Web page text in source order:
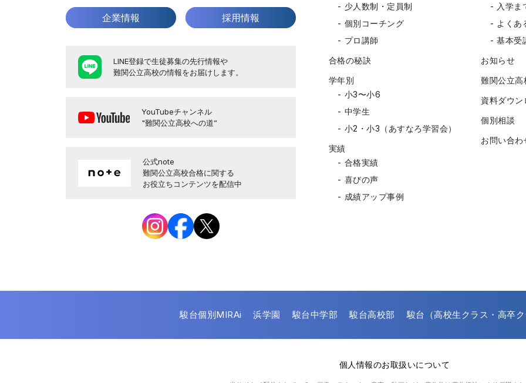
企業情報 採用情報
LINE登録で生徒募集の先行情報や
難関公立高校の情報をお届けします。
YouTubeチャンネル
"難関公立高校への道”
公式note
難関公立高校合格に関する
お役立ちコンテンツを配信中
少人数制・定員制
個別コーチング
プロ講師
合格の秘訣
学年別
小3〜小6
中学生
小2・小3（あすなろ学習会）
実績
合格実績
喜びの声
成績アップ事例
入学ま
よくあ
基本受
お知らせ
難関公立高
資料ダウン
個別相談
お問い合わ
駿台個別MIRAi 浜学園 駿台中学部 駿台高校部 駿台（高校生クラス・高卒ク
個人情報のお取扱いについて